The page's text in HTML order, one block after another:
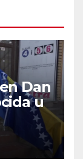
Dan
u